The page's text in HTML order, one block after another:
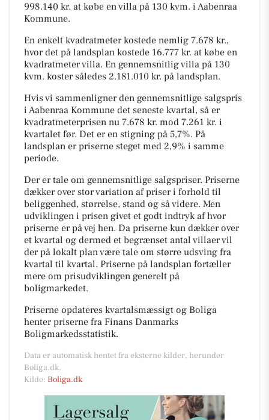
998.140 kr. at købe en villa på 130 kvm. i Aabenraa
Kommune.
En enkelt kvadratmeter kostede nemlig 7.678 kr.,
hvor det på landsplan kostede 16.777 kr. at købe en
kvadratmeter villa. En gennemsnitlig villa på 130
kvm. koster således 2.181.010 kr. på landsplan.
Hvis vi sammenligner den gennemsnitlige salgspris
i Aabenraa Kommune det seneste kvartal, så er
kvadratmeterprisen nu 7.678 kr. mod 7.261 kr. i
kvartalet før. Det er en stigning på 5,7%. På
landsplan er priserne steget med 2,9% i samme
periode.
Der er tale om gennemsnitlige salgspriser. Priserne
dækker over stor variation af priser i forhold til
beliggenhed, størrelse, stand og så videre. Men
udviklingen i prisen givet et godt indtryk af hvor
priserne er på vej hen. Da priserne kun dækker over
et kvartal og dermed et begrænset antal villaer vil
der på lokalt plan være tale om større udsving fra
kvartal til kvartal. Priserne på landsplan fortæller
mere om prisudviklingen generelt på
boligmarkedet.
Priserne opdateres kvartalsmæssigt og Boliga
henter priserne fra Finans Danmarks
Boligmarkedsstatistik.
Data er automatisk hentet fra eksterne kilder, herunder
Boliga.dk.
Kilde: Boliga.dk